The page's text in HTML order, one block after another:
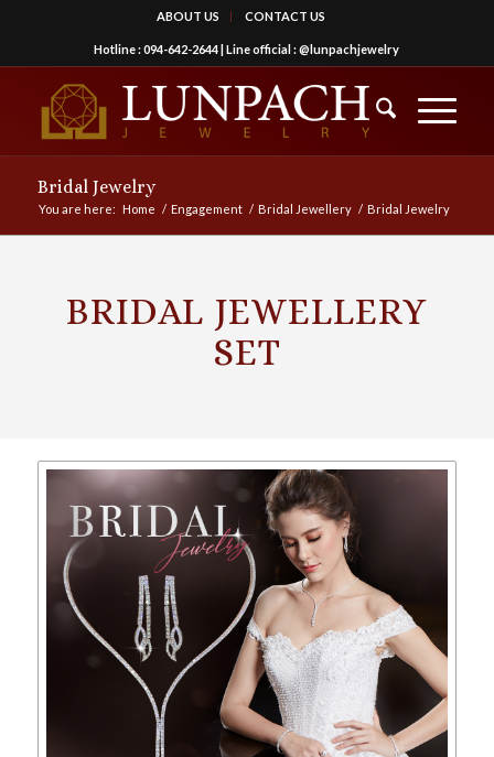
ABOUT US CONTACT US
Hotline :094-642-2644| Line official :@lunpachjewelry
Bridal Jewelry
You are here: Home / Engagement / Bridal Jewellery / Bridal Jewelry
BRIDAL JEWELLERY
SET